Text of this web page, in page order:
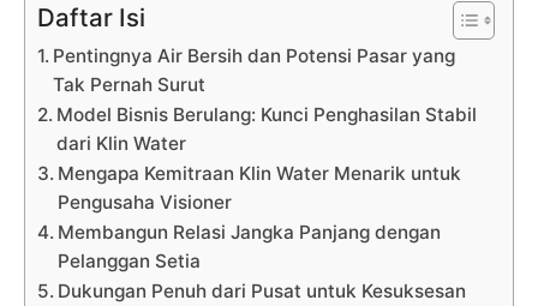
Daftar Isi
Pentingnya Air Bersih dan Potensi Pasar yang
Tak Pernah Surut
Model Bisnis Berulang: Kunci Penghasilan Stabil
dari Klin Water
Mengapa Kemitraan Klin Water Menarik untuk
Pengusaha Visioner
Membangun Relasi Jangka Panjang dengan
Pelanggan Setia
Dukungan Penuh dari Pusat untuk Kesuksesan